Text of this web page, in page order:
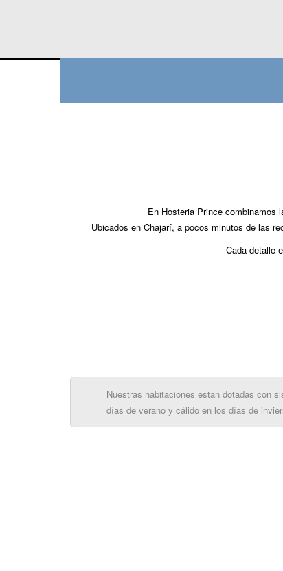
En Hosteria Prince combinamos
Ubicados en Chajarí, a pocos minutos de las
Cada detalle
Nuestras habitaciones estan dotadas con
días de verano y cálido en los días de